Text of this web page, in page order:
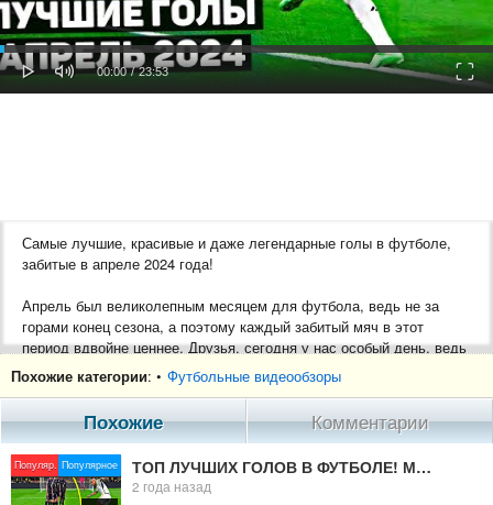
Play Mute
Current
00:00 / Duration
23:53
Самые лучшие, красивые и даже легендарные голы в футболе,
забитые в апреле 2024 года!
Апрель был великолепным месяцем для футбола, ведь не за
горами конец сезона, а поэтому каждый забитый мяч в этот
период вдвойне ценнее. Друзья, сегодня у нас особый день, ведь
мы рассмотрим настоящие шедевры игры и поговорим о лучших
голах, забитых в апреле 2024 года. Вы увидите великолепный гол
Фодена в ворота Реала, пушечный гол Вальверде против
Манчестер Сити, гол с центра поля от Бруну Фернандеша, гол
через себя от Жоау Феликса, невероятные голы Кевина де
Брюйне, гол с углового удара от Уорд-Проуза, шикарный гол
Похожие категории: • Футбольные видеообзоры
Похожие Комментарии
Популяр. Популярное ТОП ЛУЧШИХ ГОЛОВ В ФУТБОЛЕ! Май 2024
2 года назад